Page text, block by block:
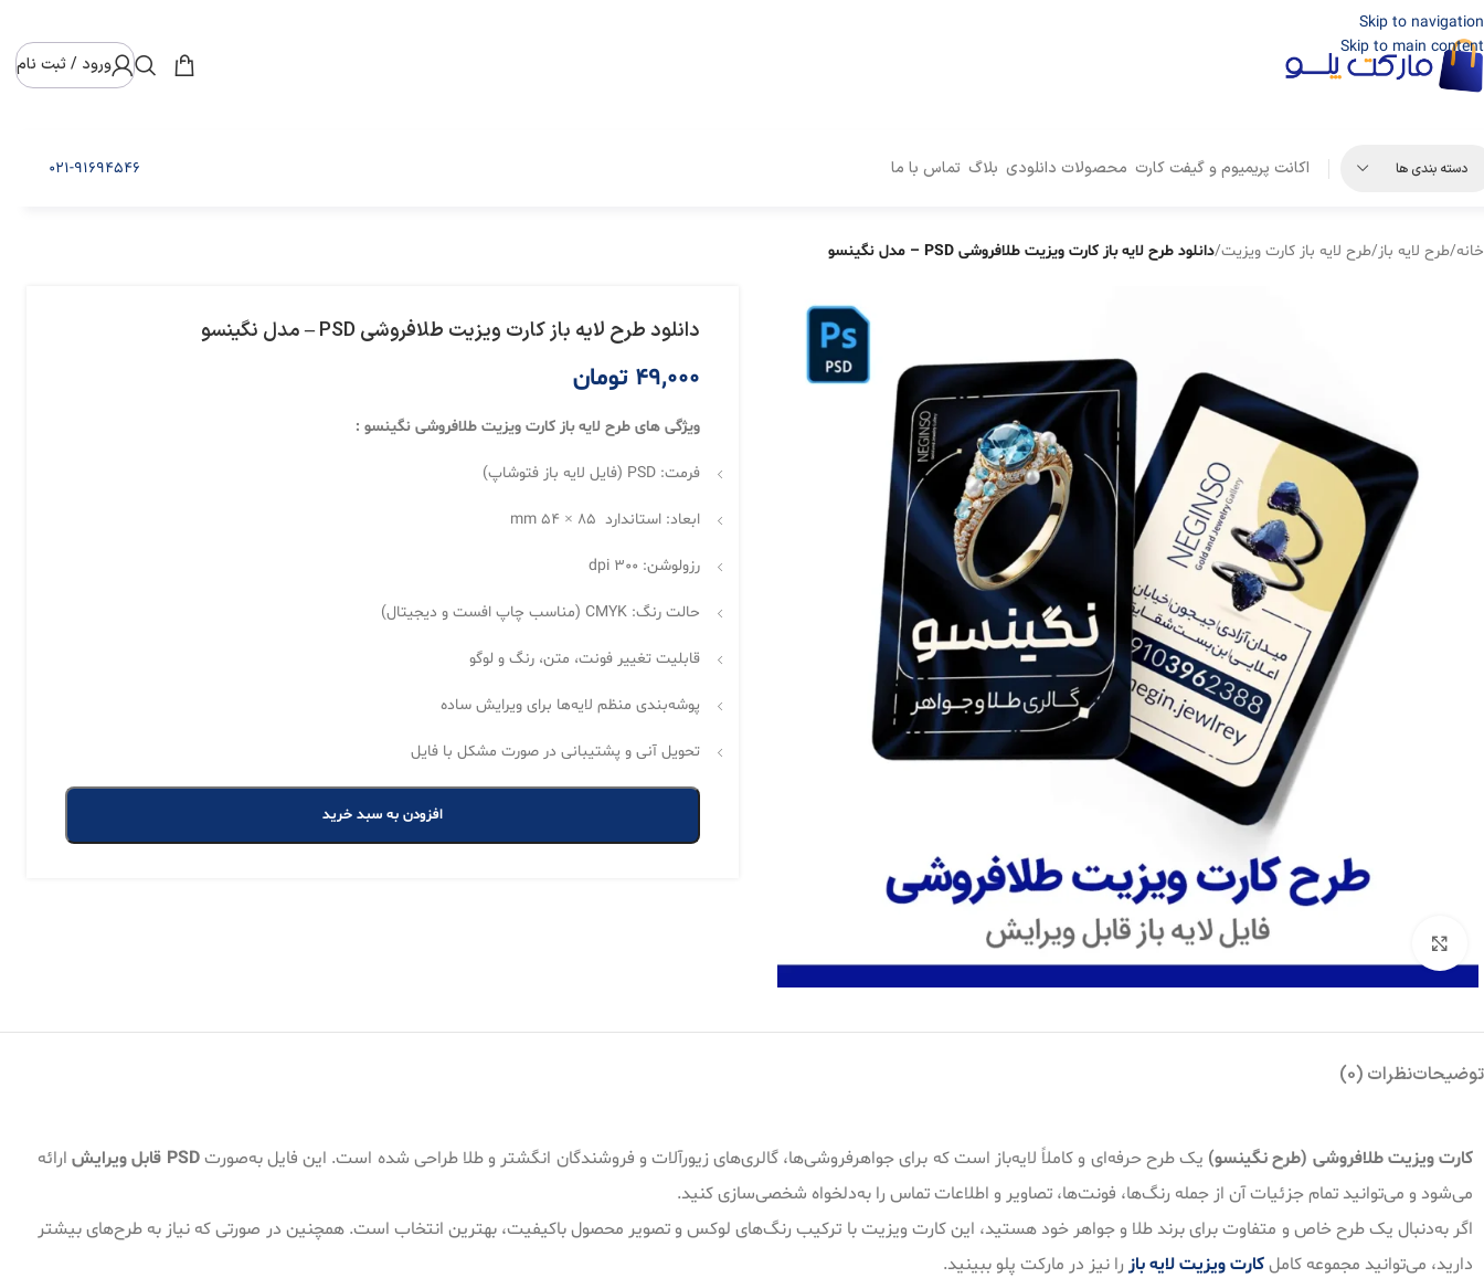
Skip to navigation
Skip to main content
ورود / ثبت نام
دسته بندی ها اکانت پریمیوم و گیفت کارت محصولات دانلودی بلاگ تماس با ما 021-91694546
خانه/طرح لایه باز/طرح لایه باز کارت ویزیت/دانلود طرح لایه باز کارت ویزیت طلافروشی PSD – مدل نگینسو
دانلود طرح لایه باز کارت ویزیت طلافروشی PSD – مدل نگینسو
49,000 تومان
ویژگی های طرح لایه باز کارت ویزیت طلافروشی نگینسو :
فرمت: PSD (فایل لایه باز فتوشاپ)
ابعاد: استاندارد 85 × 54 mm
رزولوشن: 300 dpi
حالت رنگ: CMYK (مناسب چاپ افست و دیجیتال)
قابلیت تغییر فونت، متن، رنگ و لوگو
پوشه‌بندی منظم لایه‌ها برای ویرایش ساده
تحویل آنی و پشتیبانی در صورت مشکل با فایل
افزودن به سبد خرید
توضیحاتنظرات (0)
کارت ویزیت طلافروشی (طرح نگینسو) یک طرح حرفه‌ای و کاملاً لایه‌باز است که برای جواهرفروشی‌ها، گالری‌های زیورآلات و فروشندگان انگشتر و طلا طراحی شده است. این فایل به‌صورتPSD قابل ویرایش
ارائه
می‌شود و می‌توانید تمام جزئیات آن از جمله رنگ‌ها، فونت‌ها، تصاویر و اطلاعات تماس را به‌دلخواه شخصی‌سازی کنید.
اگر به‌دنبال یک طرح خاص و متفاوت برای برند طلا و جواهر خود هستید، این کارت ویزیت با ترکیب رنگ‌های لوکس و تصویر محصول باکیفیت، بهترین انتخاب است. همچنین در صورتی که نیاز به طرح‌های بیشتر
دارید، می‌توانید مجموعه کاملکارت ویزیت‌ لایه‌ باز را نیز در مارکت پلو ببینید.